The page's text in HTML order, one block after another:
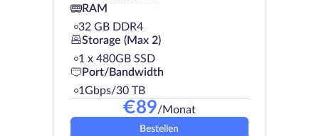
RAM
32 GB DDR4
Storage (Max 2)
1 х 480GB SSD
Port/Bandwidth
1Gbps/30 TB
€89/Monat
Bestellen